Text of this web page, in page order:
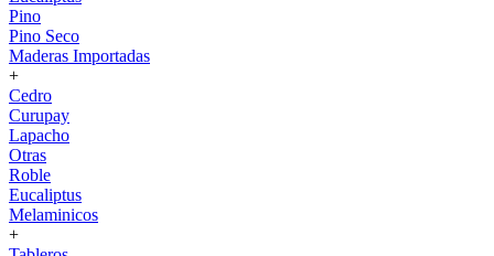
Pino
Pino Seco
Maderas Importadas
+
Cedro
Curupay
Lapacho
Otras
Roble
Eucaliptus
Melaminicos
+